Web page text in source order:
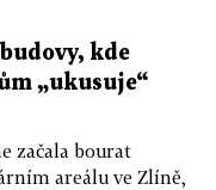
kde
„ukusuje“
začala bourat
areálu ve Zlíně,